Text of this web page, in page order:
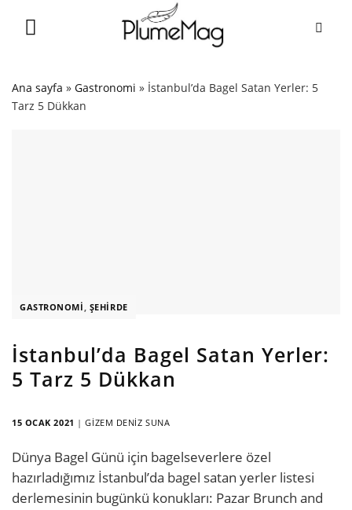
Ana sayfa » Gastronomi » İstanbul’da Bagel Satan Yerler: 5
Tarz 5 Dükkan
GASTRONOMI ŞEHIRDE
İstanbul’da Bagel Satan Yerler:
5 Tarz 5 Dükkan
15 OCAK 2021 |GIZEM DENIZ SUNA
Dünya Bagel Günü için bagelseverlere özel
hazırladığımız İstanbul’da bagel satan yerler listesi
derlemesinin bugünkü konukları: Pazar Brunch and